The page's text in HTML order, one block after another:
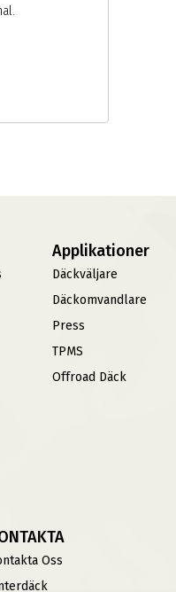
Applikationer
Däckväljare
Däckomvandlare
Press
TPMS
Offroad Däck
Oss